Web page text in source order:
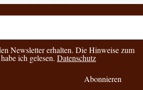
Newsletter erhalten. Die Hinweise zum
ich gelesen. Datenschutz
Abonnieren